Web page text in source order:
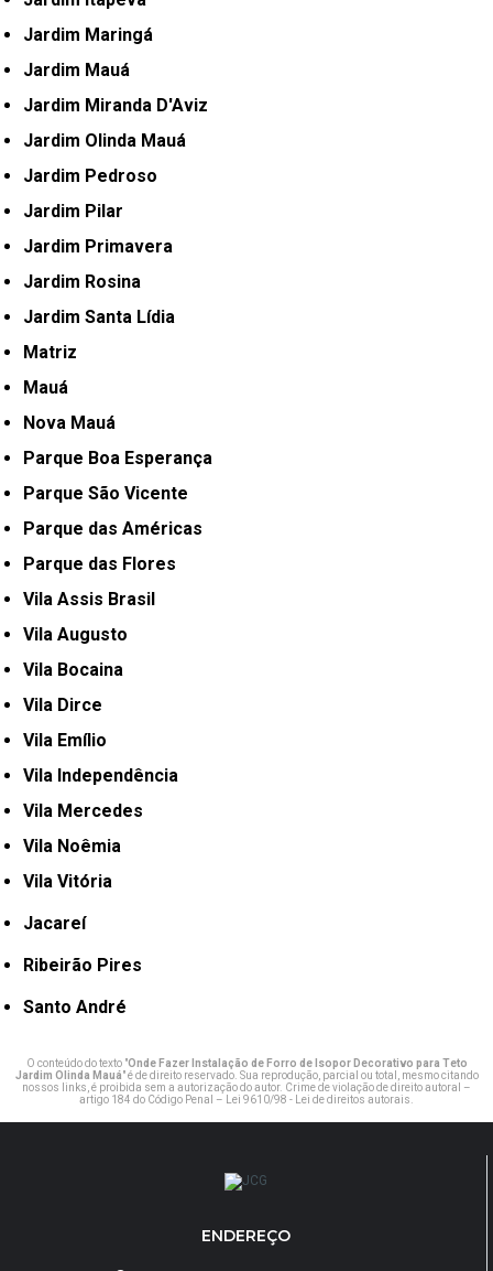
Jardim Maringá
Jardim Mauá
Jardim Miranda D'Aviz
Jardim Olinda Mauá
Jardim Pedroso
Jardim Pilar
Jardim Primavera
Jardim Rosina
Jardim Santa Lídia
Matriz
Mauá
Nova Mauá
Parque Boa Esperança
Parque São Vicente
Parque das Américas
Parque das Flores
Vila Assis Brasil
Vila Augusto
Vila Bocaina
Vila Dirce
Vila Emílio
Vila Independência
Vila Mercedes
Vila Noêmia
Vila Vitória
Jacareí
Ribeirão Pires
Santo André
O conteúdo do texto "Onde Fazer Instalação de Forro de Isopor Decorativo para Teto
Jardim Olinda Mauá" é de direito reservado. Sua reprodução, parcial ou total, mesmo citando
nossos links, é proibida sem a autorização do autor. Crime de violação de direito autoral –
artigo 184 do Código Penal –
Lei 9610/98 - Lei de direitos autorais
ENDEREÇO